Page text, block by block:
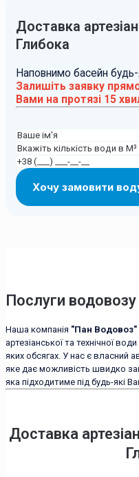
Доставка
Глибока
Наповнимо басейн
Залишіть заявку
Вами на протязі 15
Послуги
Наша компанія "Пан Водовоз"
артезіанської та технічної
яких обсягах. У нас є власний
яке дає можливість швидко
яка підходитиме під будь-які
Доставка